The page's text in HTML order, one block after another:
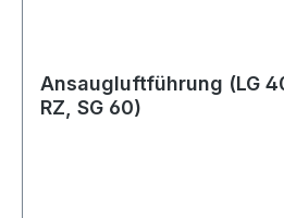
Ansaugluftführung (LG
RZ, SG 60)